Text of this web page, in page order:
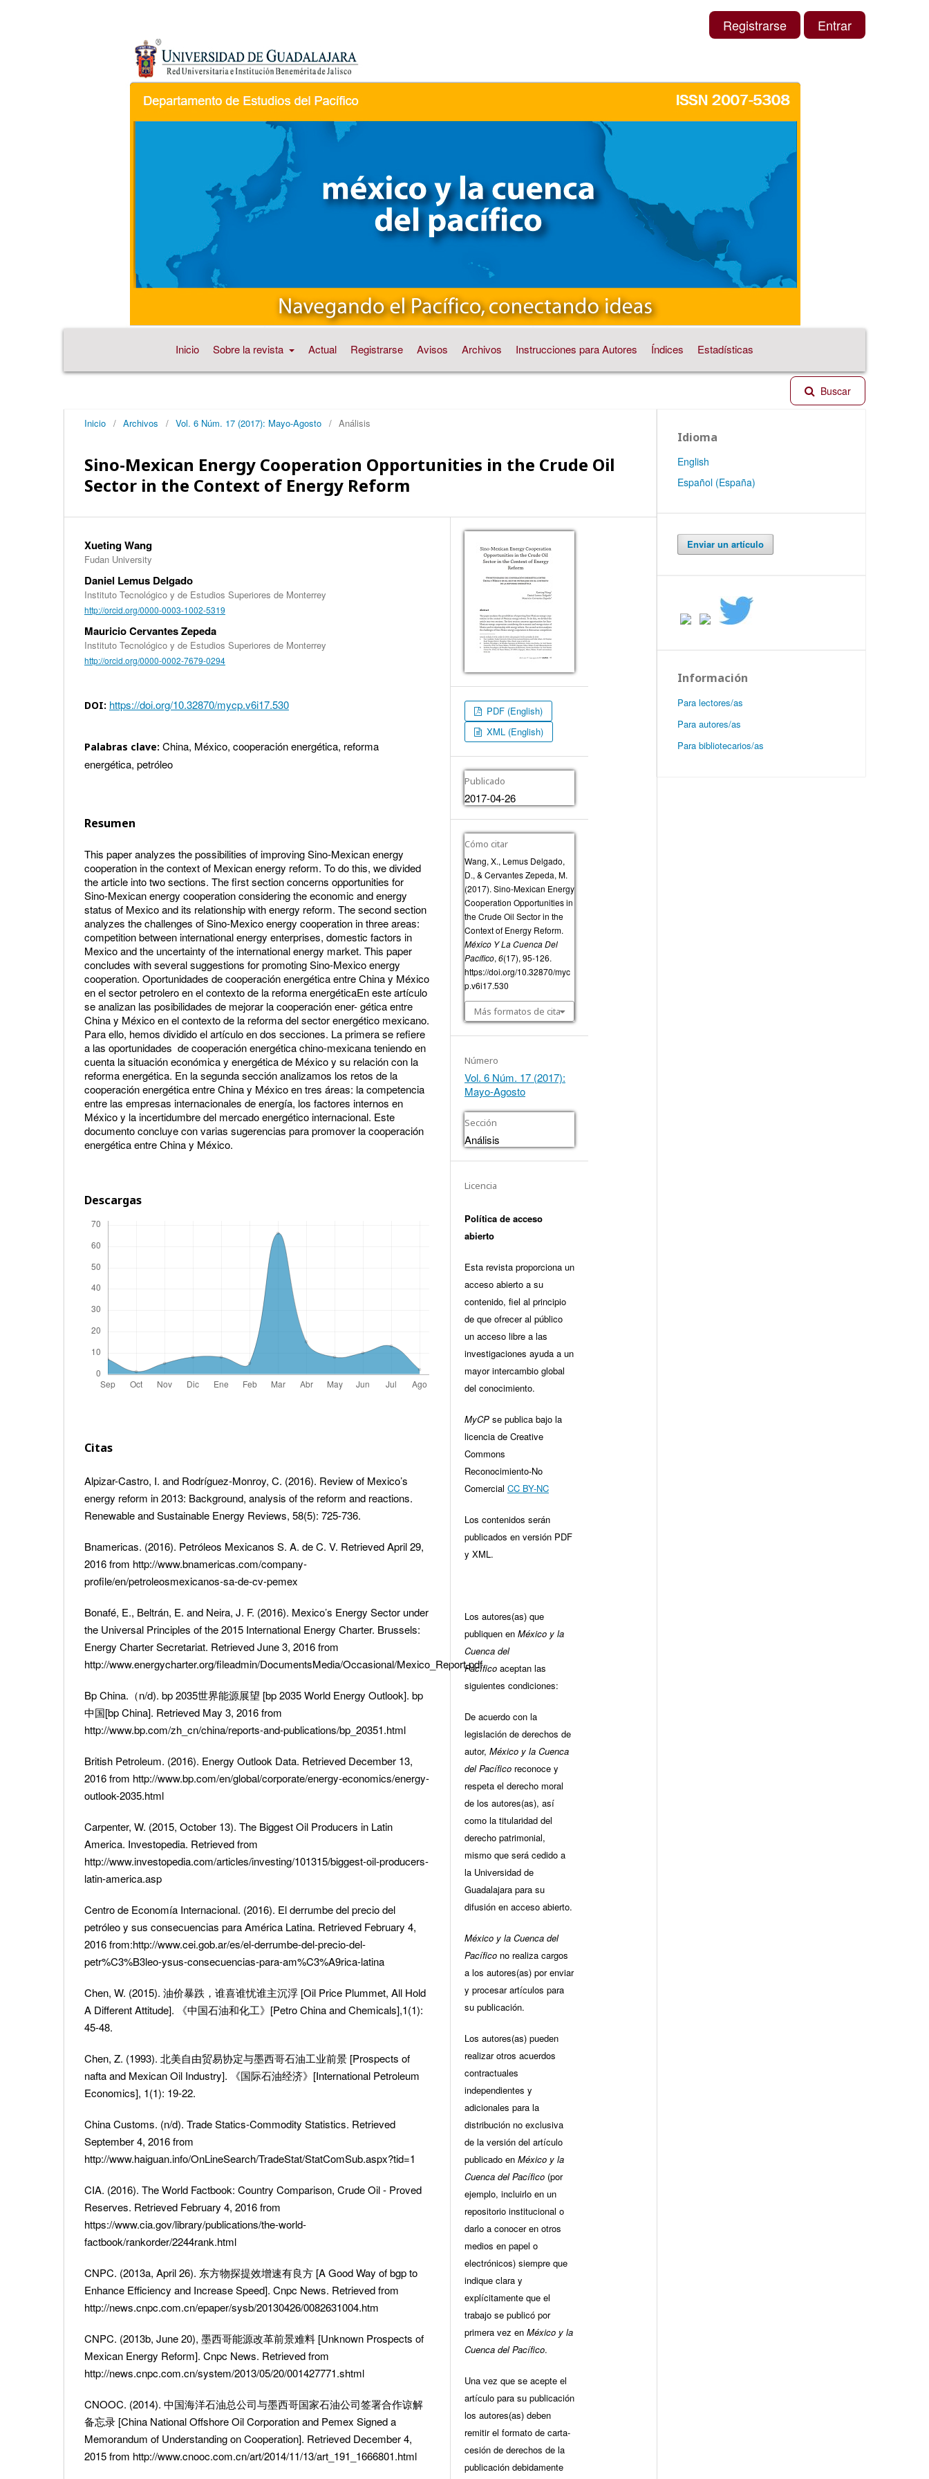
Inicio Sobre la revista Actual Registrarse Avisos Archivos Instrucciones para Autores Índices Estadísticas
Buscar
Registrarse Entrar
Inicio / Archivos / Vol. 6 Núm. 17 (2017): Mayo-Agosto / Análisis
Sino-Mexican Energy Cooperation Opportunities in the Crude Oil
Sector in the Context of Energy Reform
Xueting Wang
Fudan University
Daniel Lemus Delgado
Instituto Tecnológico y de Estudios Superiores de Monterrey
http://orcid.org/0000-0003-1002-5319
Mauricio Cervantes Zepeda
Instituto Tecnológico y de Estudios Superiores de Monterrey
http://orcid.org/0000-0002-7679-0294
DOI: https://doi.org/10.32870/mycp.v6i17.530
Palabras clave: China, México, cooperación energética, reforma
energética, petróleo
Resumen
This paper analyzes the possibilities of improving Sino-Mexican energy
cooperation in the context of Mexican energy reform. To do this, we divided
the article into two sections. The first section concerns opportunities for
Sino-Mexican energy cooperation considering the economic and energy
status of Mexico and its relationship with energy reform. The second section
analyzes the challenges of Sino-Mexico energy cooperation in three areas:
competition between international energy enterprises, domestic factors in
Mexico and the uncertainty of the international energy market. This paper
concludes with several suggestions for promoting Sino-Mexico energy
cooperation. Oportunidades de cooperación energética entre China y México
en el sector petrolero en el contexto de la reforma energéticaEn este artículo
se analizan las posibilidades de mejorar la cooperación ener- gética entre
China y México en el contexto de la reforma del sector energético mexicano.
Para ello, hemos dividido el artículo en dos secciones. La primera se refiere
a las oportunidades de cooperación energética chino-mexicana teniendo en
cuenta la situación económica y energética de México y su relación con la
reforma energética. En la segunda sección analizamos los retos de la
cooperación energética entre China y México en tres áreas: la competencia
entre las empresas internacionales de energía, los factores internos en
México y la incertidumbre del mercado energético internacional. Este
documento concluye con varias sugerencias para promover la cooperación
energética entre China y México.
Descargas
Citas
Alpizar-Castro, I. and Rodríguez-Monroy, C. (2016). Review of Mexico’s
energy reform in 2013: Background, analysis of the reform and reactions.
Renewable and Sustainable Energy Reviews, 58(5): 725-736.
Bnamericas. (2016). Petróleos Mexicanos S. A. de C. V. Retrieved April 29,
2016 from http://www.bnamericas.com/company-
profile/en/petroleosmexicanos-sa-de-cv-pemex
Bonafé, E., Beltrán, E. and Neira, J. F. (2016). Mexico’s Energy Sector under
the Universal Principles of the 2015 International Energy Charter. Brussels:
Energy Charter Secretariat. Retrieved June 3, 2016 from
http://www.energycharter.org/fileadmin/DocumentsMedia/Occasional/Mexico_Report.pdf
Bp China.（n/d). bp 2035世界能源展望 [bp 2035 World Energy Outlook]. bp
中国[bp China]. Retrieved May 3, 2016 from
http://www.bp.com/zh_cn/china/reports-and-publications/bp_20351.html
British Petroleum. (2016). Energy Outlook Data. Retrieved December 13,
2016 from http://www.bp.com/en/global/corporate/energy-economics/energy-
outlook-2035.html
Carpenter, W. (2015, October 13). The Biggest Oil Producers in Latin
America. Investopedia. Retrieved from
http://www.investopedia.com/articles/investing/101315/biggest-oil-producers-
latin-america.asp
Centro de Economía Internacional. (2016). El derrumbe del precio del
petróleo y sus consecuencias para América Latina. Retrieved February 4,
2016 from:http://www.cei.gob.ar/es/el-derrumbe-del-precio-del-
petr%C3%B3leo-ysus-consecuencias-para-am%C3%A9rica-latina
Chen, W. (2015). 油价暴跌，谁喜谁忧谁主沉浮 [Oil Price Plummet, All Hold
A Different Attitude]. 《中国石油和化工》[Petro China and Chemicals],1(1):
45-48.
Chen, Z. (1993). 北美自由贸易协定与墨西哥石油工业前景 [Prospects of
nafta and Mexican Oil Industry]. 《国际石油经济》[International Petroleum
Economics], 1(1): 19-22.
China Customs. (n/d). Trade Statics-Commodity Statistics. Retrieved
September 4, 2016 from
http://www.haiguan.info/OnLineSearch/TradeStat/StatComSub.aspx?tid=1
CIA. (2016). The World Factbook: Country Comparison, Crude Oil - Proved
Reserves. Retrieved February 4, 2016 from
https://www.cia.gov/library/publications/the-world-
factbook/rankorder/2244rank.html
CNPC. (2013a, April 26). 东方物探提效增速有良方 [A Good Way of bgp to
Enhance Efficiency and Increase Speed]. Cnpc News. Retrieved from
http://news.cnpc.com.cn/epaper/sysb/20130426/0082631004.htm
CNPC. (2013b, June 20), 墨西哥能源改革前景难料 [Unknown Prospects of
Mexican Energy Reform]. Cnpc News. Retrieved from
http://news.cnpc.com.cn/system/2013/05/20/001427771.shtml
CNOOC. (2014). 中国海洋石油总公司与墨西哥国家石油公司签署合作谅解
备忘录 [China National Offshore Oil Corporation and Pemex Signed a
Memorandum of Understanding on Cooperation]. Retrieved December 4,
2015 from http://www.cnooc.com.cn/art/2014/11/13/art_191_1666801.html
PDF (English)
XML (English)
Publicado
2017-04-26
Cómo citar
Wang, X., Lemus Delgado,
D., & Cervantes Zepeda, M.
(2017). Sino-Mexican Energy
Cooperation Opportunities in
the Crude Oil Sector in the
Context of Energy Reform.
México Y La Cuenca Del
Pacífico, 6(17), 95-126.
https://doi.org/10.32870/myc
p.v6i17.530
Más formatos de cita
Número
Vol. 6 Núm. 17 (2017):
Mayo-Agosto
Sección
Análisis
Licencia
Política de acceso
abierto
Esta revista proporciona un
acceso abierto a su
contenido, fiel al principio
de que ofrecer al público
un acceso libre a las
investigaciones ayuda a un
mayor intercambio global
del conocimiento.
MyCP se publica bajo la
licencia de Creative
Commons
Reconocimiento-No
Comercial CC BY-NC
Los contenidos serán
publicados en versión PDF
y XML.
Los autores(as) que
publiquen en México y la
Cuenca del
Pacífico aceptan las
siguientes condiciones:
De acuerdo con la
legislación de derechos de
autor, México y la Cuenca
del Pacífico reconoce y
respeta el derecho moral
de los autores(as), así
como la titularidad del
derecho patrimonial,
mismo que será cedido a
la Universidad de
Guadalajara para su
difusión en acceso abierto.
México y la Cuenca del
Pacífico no realiza cargos
a los autores(as) por enviar
y procesar artículos para
su publicación.
Los autores(as) pueden
realizar otros acuerdos
contractuales
independientes y
adicionales para la
distribución no exclusiva
de la versión del artículo
publicado en México y la
Cuenca del Pacífico (por
ejemplo, incluirlo en un
repositorio institucional o
darlo a conocer en otros
medios en papel o
electrónicos) siempre que
indique clara y
explícitamente que el
trabajo se publicó por
primera vez en México y la
Cuenca del Pacífico.
Una vez que se acepte el
artículo para su publicación
los autores(as) deben
remitir el formato de carta-
cesión de derechos de la
publicación debidamente
Idioma
English
Español (España)
Enviar un artículo
Información
Para lectores/as
Para autores/as
Para bibliotecarios/as